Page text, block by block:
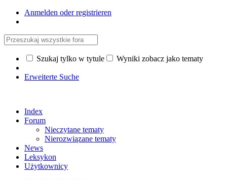
Anmelden oder registrieren
Szukaj tylko w tytule Wyniki zobacz jako tematy
Erweiterte Suche
Index
Forum
Nieczytane tematy
Nierozwiązane tematy
News
Leksykon
Użytkownicy